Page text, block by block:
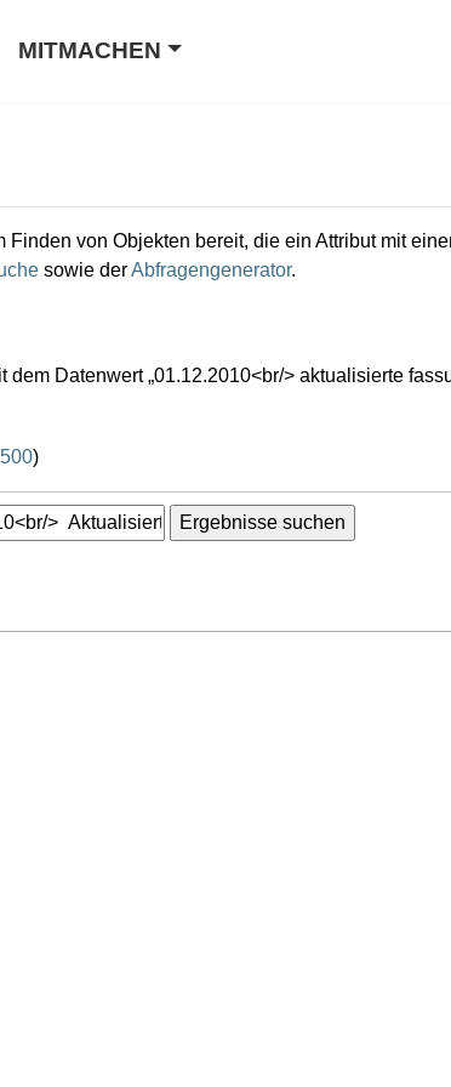
MITMACHEN
Finden von Objekten bereit, die ein Attribut mit
sowie derAbfragengenerator.
“ mit dem Datenwert
500)